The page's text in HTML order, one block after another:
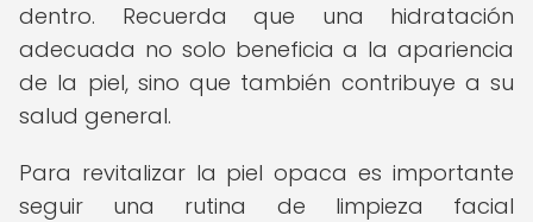
dentro. Recuerda que una hidratación
adecuada no solo beneficia a la apariencia
de la piel, sino que también contribuye a su
salud general.
Para revitalizar la piel opaca es importante
seguir una rutina de limpieza facial